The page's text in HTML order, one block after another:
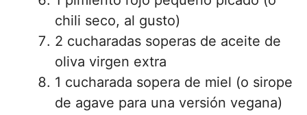
chili seco, al gusto)
2 cucharadas soperas de aceite de
oliva virgen extra
1 cucharada sopera de miel (o sirope
de agave para una versión vegana)